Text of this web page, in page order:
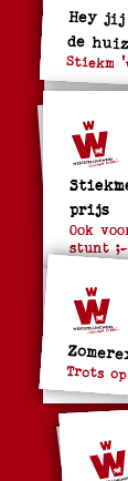
Hey
de
Stiekm
prijs
Ook
stunt
Trots